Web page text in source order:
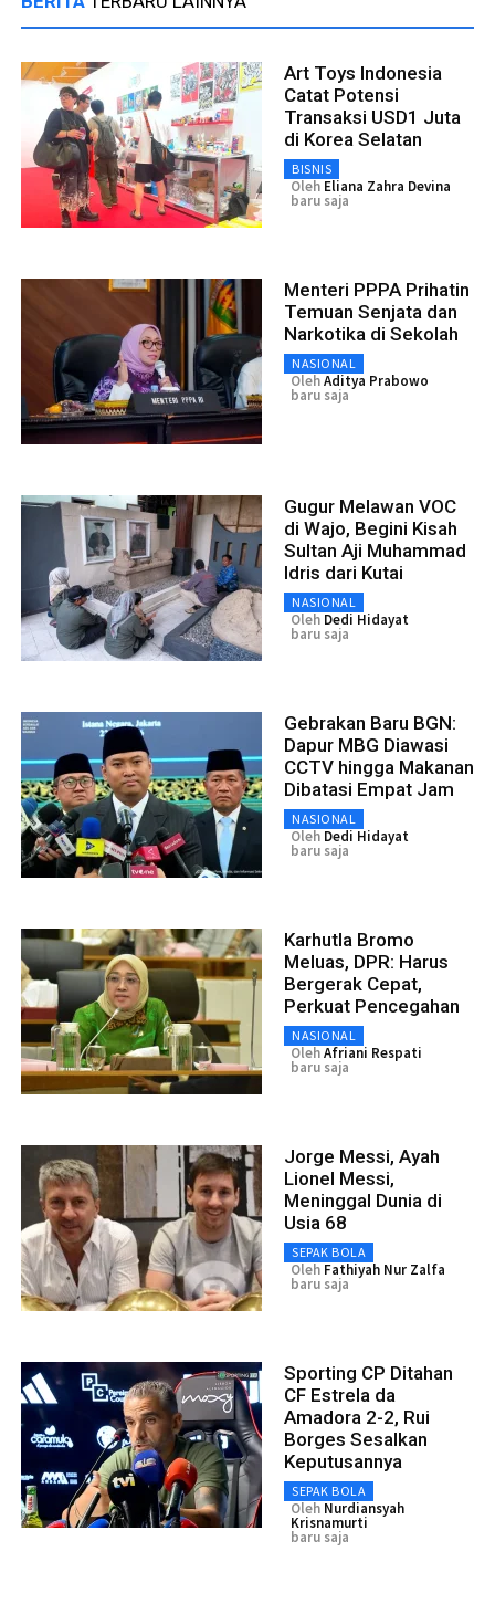
Art Toys Indonesia
Catat Potensi
Transaksi USD1 Juta
di Korea Selatan
BISNIS
Oleh Eliana Zahra Devina
baru saja
Menteri PPPA Prihatin
Temuan Senjata dan
Narkotika di Sekolah
NASIONAL
OlehAditya Prabowo
baru saja
Gugur Melawan VOC
di Wajo, Begini Kisah
Sultan Aji Muhammad
Idris dari Kutai
NASIONAL
Oleh Dedi Hidayat
baru saja
Gebrakan Baru BGN:
Dapur MBG Diawasi
CCTV hingga Makanan
Dibatasi Empat Jam
NASIONAL
Oleh Dedi Hidayat
baru saja
Karhutla Bromo
Meluas, DPR: Harus
Bergerak Cepat,
Perkuat Pencegahan
NASIONAL
OlehAfriani Respati
baru saja
Jorge Messi, Ayah
Lionel Messi,
Meninggal Dunia di
Usia 68
SEPAK BOLA
Oleh Fathiyah Nur Zalfa
baru saja
Sporting CP Ditahan
CF Estrela da
Amadora 2-2, Rui
Borges Sesalkan
Keputusannya
SEPAK BOLA
Oleh Nurdiansyah
Krisnamurti
baru saja